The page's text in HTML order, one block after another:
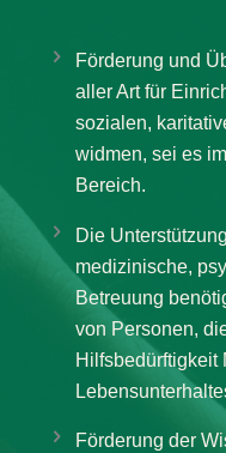
Förderung und
aller Art für
sozialen,
widmen, sei es
Bereich.
Die
medizinische,
Betreuung
von Personen,
Hilfsbedürftigkeit
Förderung der